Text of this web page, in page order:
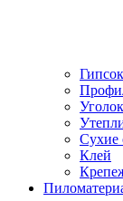
Уголок
Сухие
Клей